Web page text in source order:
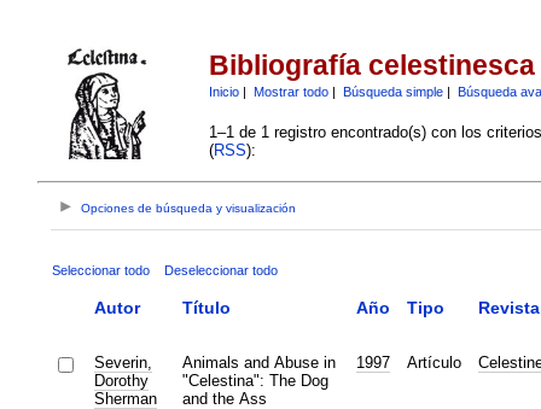
Bibliografía celestinesca
Inicio| Mostrar todo| Búsqueda simple| Búsqueda
1–1 de 1 registro encontrado(s) con los
(RSS):
Opciones de búsqueda y visualización
Seleccionar todo Deseleccionar todo
Autor Título Año Tipo Revista
Severin,
Dorothy
Sherman
Animals and Abuse in
"Celestina": The Dog
and the Ass
1997 Artículo